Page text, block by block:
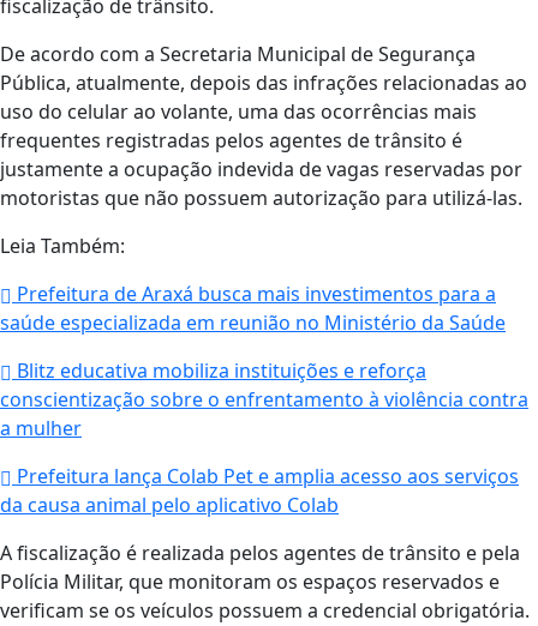
fiscalização de trânsito.
De acordo com a Secretaria Municipal de Segurança
Pública, atualmente, depois das infrações relacionadas ao
uso do celular ao volante, uma das ocorrências mais
frequentes registradas pelos agentes de trânsito é
justamente a ocupação indevida de vagas reservadas por
motoristas que não possuem autorização para utilizá-las.
Leia Também:
Prefeitura de Araxá busca mais investimentos para a
saúde especializada em reunião no Ministério da Saúde
Blitz educativa mobiliza instituições e reforça
conscientização sobre o enfrentamento à violência contra
a mulher
Prefeitura lança Colab Pet e amplia acesso aos serviços
da causa animal pelo aplicativo Colab
A fiscalização é realizada pelos agentes de trânsito e pela
Polícia Militar, que monitoram os espaços reservados e
verificam se os veículos possuem a credencial obrigatória.